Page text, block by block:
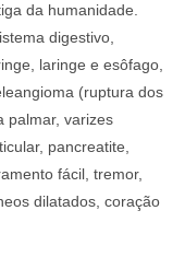
da humanidade.
digestivo,
laringe e esôfago,
(ruptura dos
palmar, varizes
pancreatite,
fácil, tremor,
dilatados, coração